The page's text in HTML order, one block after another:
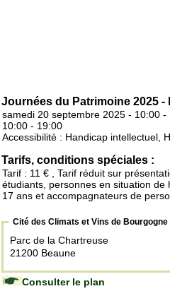
Journées du Patrimoine 2025 -
samedi 20 septembre 2025 - 10:00
10:00 - 19:00
Accessibilité : Handicap intellectuel,
Tarifs, conditions spéciales :
Tarif : 11 € , Tarif réduit sur
étudiants, personnes en situation
17 ans et accompagnateurs de
Cité des Climats et Vins de Bourgogne
Parc de la Chartreuse
21200 Beaune
Consulter le plan